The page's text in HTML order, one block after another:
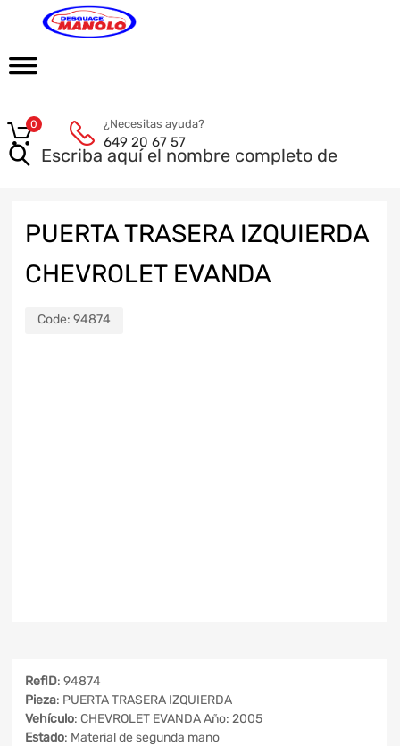
¿Necesitas ayuda?
649 20 67 57
0
PUERTA TRASERA IZQUIERDA
CHEVROLET EVANDA
Code: 94874
RefID: 94874
Pieza: PUERTA TRASERA IZQUIERDA
Vehículo: CHEVROLET EVANDA Año: 2005
Estado: Material de segunda mano